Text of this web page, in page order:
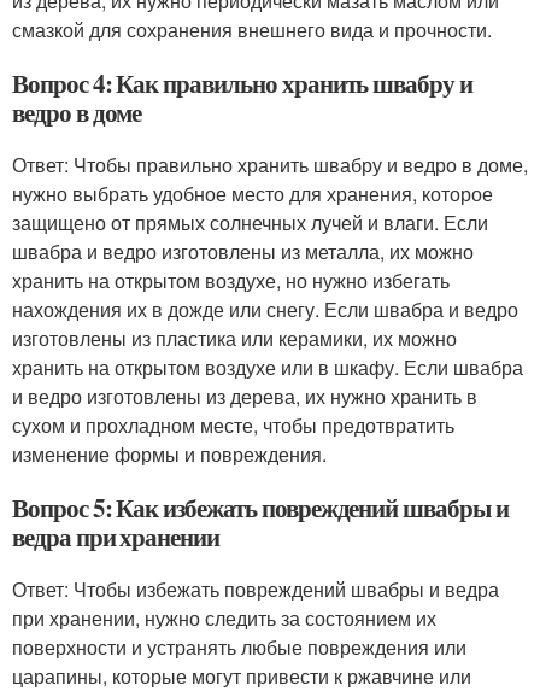
смазкой для сохранения внешнего вида и прочности.
Вопрос 4: Как правильно хранить швабру и
ведро в доме
Ответ: Чтобы правильно хранить швабру и ведро в доме,
нужно выбрать удобное место для хранения, которое
защищено от прямых солнечных лучей и влаги. Если
швабра и ведро изготовлены из металла, их можно
хранить на открытом воздухе, но нужно избегать
нахождения их в дожде или снегу. Если швабра и ведро
изготовлены из пластика или керамики, их можно
хранить на открытом воздухе или в шкафу. Если швабра
и ведро изготовлены из дерева, их нужно хранить в
сухом и прохладном месте, чтобы предотвратить
изменение формы и повреждения.
Вопрос 5: Как избежать повреждений швабры и
ведра при хранении
Ответ: Чтобы избежать повреждений швабры и ведра
при хранении, нужно следить за состоянием их
поверхности и устранять любые повреждения или
царапины, которые могут привести к ржавчине или